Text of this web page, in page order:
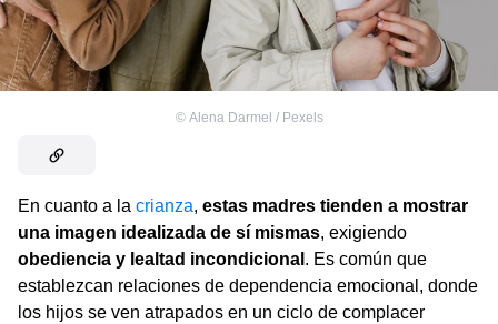
© Alena Darmel / Pexels
En cuanto a la crianza, estas madres tienden a mostrar
una imagen idealizada de sí mismas, exigiendo
obediencia y lealtad incondicional . Es común que
establezcan relaciones de dependencia emocional, donde
los hijos se ven atrapados en un ciclo de complacer